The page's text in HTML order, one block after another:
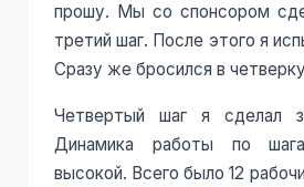
прошу. Мы со спонсором
третий шаг. После этого я
Сразу же бросился в
Четвертый шаг я сделал
Динамика работы по
высокой. Всего было 12